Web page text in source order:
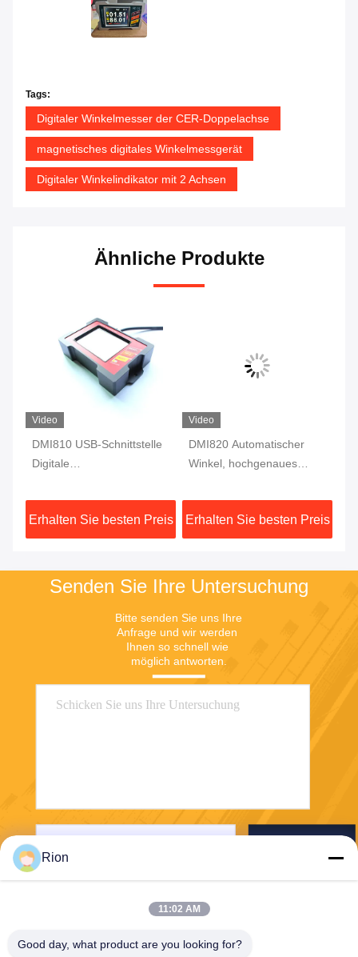
Tags:
Digitaler Winkelmesser der CER-Doppelachse
magnetisches digitales Winkelmessgerät
Digitaler Winkelindikator mit 2 Achsen
Ähnliche Produkte
Video
DMI810 USB-Schnittstelle
Digitale
Fluxgate 10Hz Einsachser
Erhalten Sie besten Preis
Video
DMI820 Automatischer
Winkel, hochgenaues
Neigungsmessgerät,
Datenspeicher
Erhalten Sie besten Preis
Senden Sie Ihre Untersuchung
Bitte senden Sie uns Ihre
Anfrage und wir werden
Ihnen so schnell wie
möglich antworten.
Rion
11:02 AM
Good day, what product are you looking for?